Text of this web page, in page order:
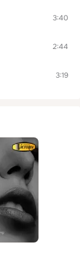
3:40
2:44
3:19